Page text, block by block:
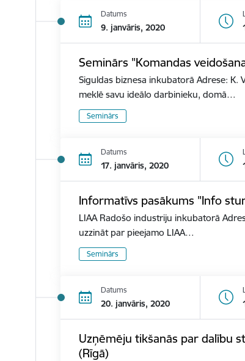
Datums
9. janvāris, 2020
Seminārs "Komandas
Siguldas biznesa inkubatorā Adrese: K.
meklē savu ideālo darbinieku, domā…
Seminārs
Datums
17. janvāris, 2020
Informatīvs pasākums "Info
LIAA Radošo industriju inkubatorā
uzzināt par pieejamo LIAA…
Seminārs
Datums
20. janvāris, 2020
Uzņēmēju tikšanās par dalību
(Rīgā)